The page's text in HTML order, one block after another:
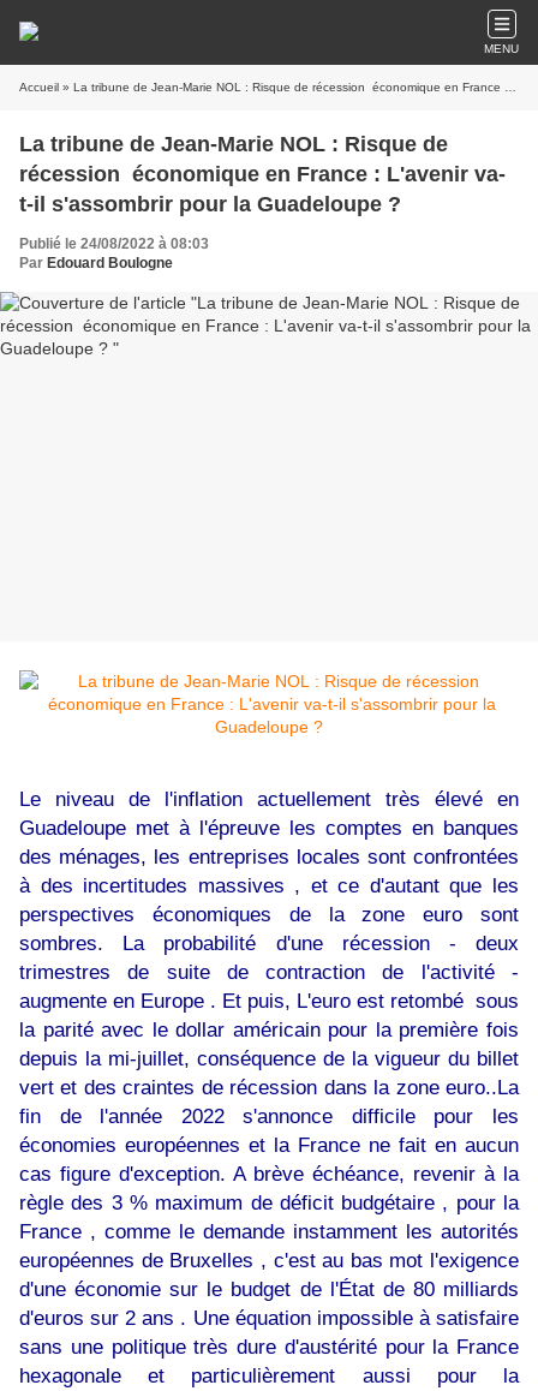
MENU
Accueil » La tribune de Jean-Marie NOL : Risque de récession économique en France : L'avenir va-t-il s'assombrir pour la Guadeloupe ?
La tribune de Jean-Marie NOL : Risque de
récession économique en France : L'avenir va-
t-il s'assombrir pour la Guadeloupe ?
Publié le 24/08/2022 à 08:03
Par Edouard Boulogne
Le niveau de l'inflation actuellement très élevé en
Guadeloupe met à l'épreuve les comptes en banques
des ménages, les entreprises locales sont confrontées
à des incertitudes massives , et ce d'autant que les
perspectives économiques de la zone euro sont
sombres. La probabilité d'une récession - deux
trimestres de suite de contraction de l'activité -
augmente en Europe . Et puis, L'euro est retombé sous
la parité avec le dollar américain pour la première fois
depuis la mi-juillet, conséquence de la vigueur du billet
vert et des craintes de récession dans la zone euro..La
fin de l'année 2022 s'annonce difficile pour les
économies européennes et la France ne fait en aucun
cas figure d'exception. A brève échéance, revenir à la
règle des 3 % maximum de déficit budgétaire , pour la
France , comme le demande instamment les autorités
européennes de Bruxelles , c'est au bas mot l'exigence
d'une économie sur le budget de l'État de 80 milliards
d'euros sur 2 ans . Une équation impossible à satisfaire
sans une politique très dure d'austérité pour la France
hexagonale et particulièrement aussi pour la